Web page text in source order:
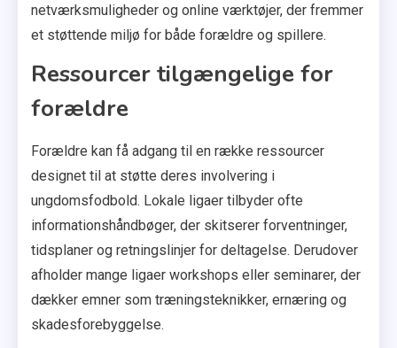
netværksmuligheder og online værktøjer, der fremmer
et støttende miljø for både forældre og spillere.
Ressourcer tilgængelige for
forældre
Forældre kan få adgang til en række ressourcer
designet til at støtte deres involvering i
ungdomsfodbold. Lokale ligaer tilbyder ofte
informationshåndbøger, der skitserer forventninger,
tidsplaner og retningslinjer for deltagelse. Derudover
afholder mange ligaer workshops eller seminarer, der
dækker emner som træningsteknikker, ernæring og
skadesforebyggelse.